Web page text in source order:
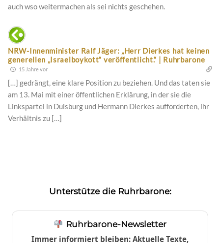
auch wso weitermachen als sei nichts geschehen.
NRW-Innenminister Ralf Jäger: „Herr Dierkes hat keinen
generellen „Israelboykott“ veröffentlicht.“ | Ruhrbarone
15 Jahre vor
[…] gedrängt, eine klare Position zu beziehen. Und das taten sie
am 13. Mai mit einer öffentlichen Erklärung, in der sie die
Linkspartei in Duisburg und Hermann Dierkes aufforderten, ihr
Verhältnis zu […]
Unterstütze die Ruhrbarone:
Ruhrbarone-Newsletter
Immer informiert bleiben: Aktuelle Texte,